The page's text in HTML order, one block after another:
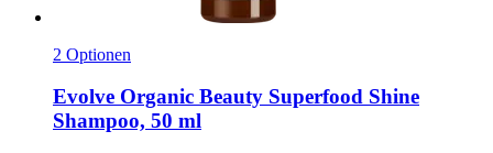
2 Optionen
Evolve Organic Beauty Superfood Shine
Shampoo, 50 ml